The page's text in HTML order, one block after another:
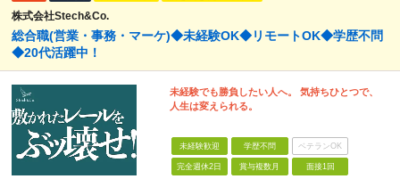
株式会社Stech&Co.
総合職(営業・事務・マーケ)◆未経験OK◆リモートOK◆学歴不問
◆20代活躍中！
未経験でも勝負したい人へ。 気持ちひとつで、
人生は変えられる。
未経験歓迎 学歴不問 ベテランOK
完全週休2日 賞与複数月 面接1回